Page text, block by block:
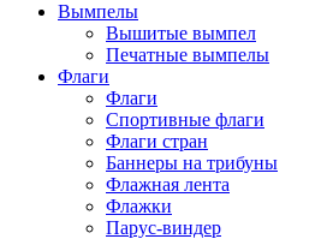
Вымпелы
Вышитые вымпел
Печатные вымпелы
Флаги
Флаги
Спортивные флаги
Флаги стран
Баннеры на трибуны
Флажная лента
Флажки
Парус-виндер